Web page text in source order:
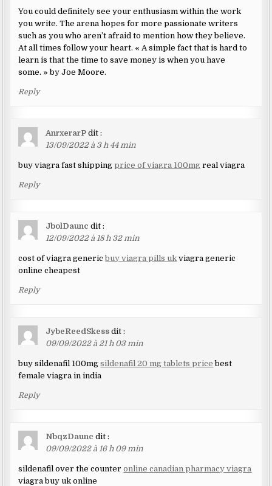
You could definitely see your enthusiasm within the work
you write. The arena hopes for more passionate writers
such as you who aren’t afraid to mention how they believe.
At all times follow your heart. « A simple fact that is hard to
learn is that the time to save money is when you have
some. » by Joe Moore.
Reply
AnrxerarP dit :
13/09/2022 à 3 h 44 min
buy viagra fast shippingprice of viagra 100mg real viagra
Reply
JbolDaunc dit :
12/09/2022 à 18 h 32 min
cost of viagra genericbuy viagra pills uk viagra generic
online cheapest
Reply
JybeReedSkess dit :
09/09/2022 à 21 h 03 min
buy sildenafil 100mgsildenafil 20 mg tablets price best
female viagra in india
Reply
NbqzDaunc dit :
09/09/2022 à 16 h 09 min
sildenafil over the counteronline canadian pharmacy viagra
viagra buy uk online